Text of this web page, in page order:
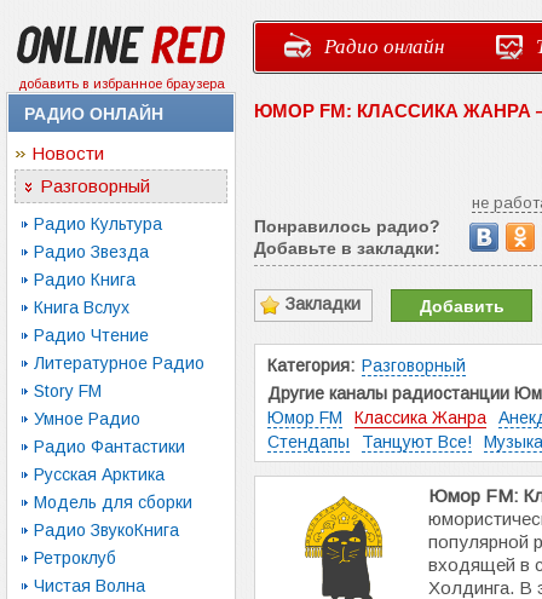
добавить в избранное браузера
Радио онлайн
РАДИО ОНЛАЙН
Новости
Разговорный
Радио Культура
Радио Звезда
Радио Книга
Книга Вслух
Радио Чтение
Литературное Радио
Story FM
Умное Радио
Радио Фантастики
Русская Арктика
Модель для сборки
Радио ЗвукоКнига
Ретроклуб
Чистая Волна
ЮМОР FM: КЛАССИКА
не
Понравилось радио?
Добавьте в закладки:
Закладки Добавить
Категория: Разговорный
Другие каналы радиостанции
Юмор FM
Классика Жанра
Стендапы
Танцуют Все!
Юмор FM:
популярной
входящей в
Холдинга. В